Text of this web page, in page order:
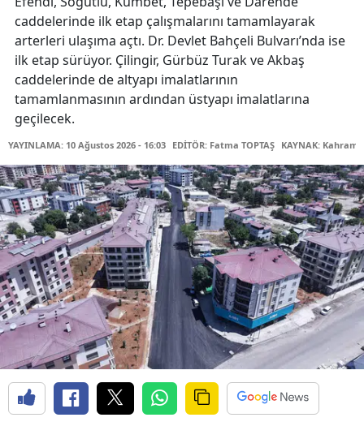
caddelerinde ilk etap çalışmalarını tamamlayarak
arterleri ulaşıma açtı. Dr. Devlet Bahçeli Bulvarı’nda ise
ilk etap sürüyor. Çilingir, Gürbüz Turak ve Akbaş
caddelerinde de altyapı imalatlarının
tamamlanmasının ardından üstyapı imalatlarına
geçilecek.
YAYINLAMA: 10 Ağustos 2026 - 16:03 EDİTÖR: Fatma TOPTAŞ KAYNAK: